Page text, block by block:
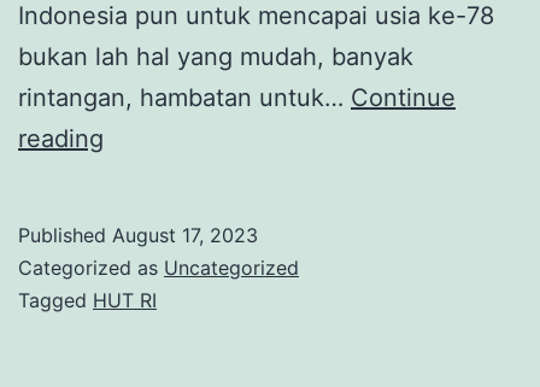
Indonesia pun untuk mencapai usia ke-78
bukan lah hal yang mudah, banyak
rintangan, hambatan untuk… Continue
reading
Berkesan
:
Published August 17, 2023
Categorized as Uncategorized
Tagged HUT RI